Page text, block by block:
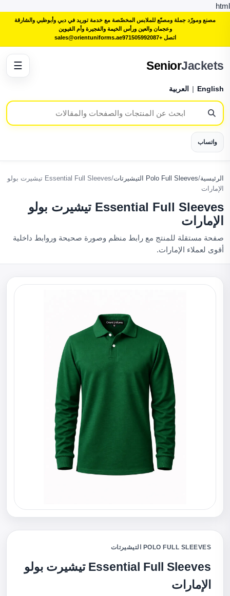
html
مصنع ومورّد جملة ومصنّع للملابس المخصّصة مع خدمة توريد في دبي وأبوظبي والشارقة
وعجمان والعين ورأس الخيمة والفجيرة وأم القيوين
اتصل +971505992087
sales@orientuniforms.ae
SeniorJackets
English
| العربية
واتساب
☰
الرئيسية/Polo Full Sleeves التيشيرتات /
Essential Full Sleeves تيشيرت بولو
الإمارات
Essential Full Sleeves تيشيرت بولو
الإمارات
صفحة مستقلة للمنتج مع رابط منظم وصورة صحيحة وروابط داخلية
أقوى لعملاء الإمارات.
POLO FULL SLEEVES التيشيرتات
Essential Full Sleeves تيشيرت بولو
الإمارات